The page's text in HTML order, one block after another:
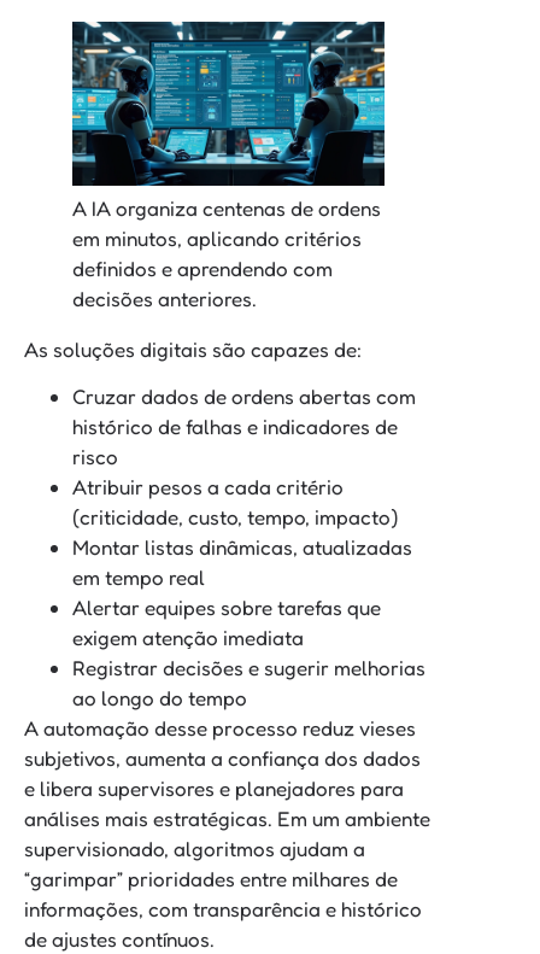
A IA organiza centenas de ordens
em minutos, aplicando critérios
definidos e aprendendo com
decisões anteriores.
As soluções digitais são capazes de:
Cruzar dados de ordens abertas com
histórico de falhas e indicadores de
risco
Atribuir pesos a cada critério
(criticidade, custo, tempo, impacto)
Montar listas dinâmicas, atualizadas
em tempo real
Alertar equipes sobre tarefas que
exigem atenção imediata
Registrar decisões e sugerir melhorias
ao longo do tempo
A automação desse processo reduz vieses
subjetivos, aumenta a confiança dos dados
e libera supervisores e planejadores para
análises mais estratégicas. Em um ambiente
supervisionado, algoritmos ajudam a
“garimpar” prioridades entre milhares de
informações, com transparência e histórico
de ajustes contínuos.